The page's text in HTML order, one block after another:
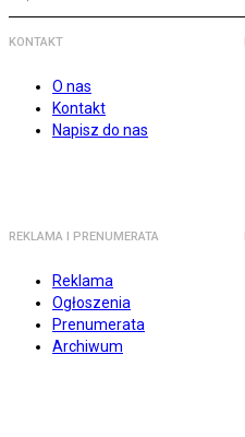
KONTAKT
O nas
Kontakt
Napisz do nas
REKLAMA I PRENUMERATA
Reklama
Ogłoszenia
Prenumerata
Archiwum